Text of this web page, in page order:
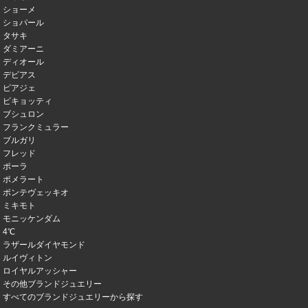
ショーメ
ショパール
タサキ
ダミアーニ
ディオール
デビアス
ピアジェ
ピキョッティ
ブシュロン
フランクミュラー
ブルガリ
フレッド
ポーラ
ポメラート
ポンテヴェッキオ
ミキモト
モニッケンダム
4℃
ラザールダイヤモンド
ルイヴィトン
ロイヤルアッシャー
その他ブランドジュエリー
すべてのブランドジュエリーから探す